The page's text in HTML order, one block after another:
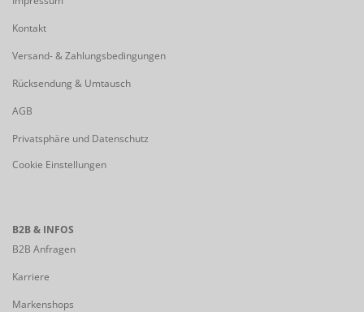
Kontakt
Versand- & Zahlungsbedingungen
Rücksendung & Umtausch
AGB
Privatsphäre und Datenschutz
Cookie Einstellungen
B2B & INFOS
B2B Anfragen
Karriere
Markenshops